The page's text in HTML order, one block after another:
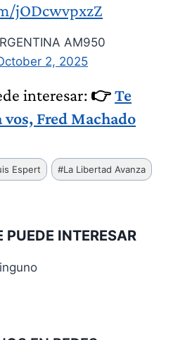
jODcwvpxzZ
AM950
2, 2025
interesar: 👉Te
Fred Machado
Espert #La Libertad Avanza
PUEDE INTERESAR